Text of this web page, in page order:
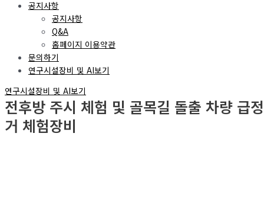
공지사항
공지사항
Q&A
홈페이지 이용약관
문의하기
연구시설장비 및 AI보기
연구시설장비 및 AI보기
전후방 주시 체험 및 골목길 돌출 차량 급정
거 체험장비